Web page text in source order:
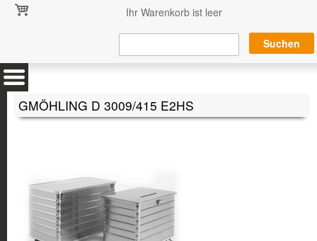
Ihr Warenkorb ist leer
GMÖHLING D 3009/415 E2HS